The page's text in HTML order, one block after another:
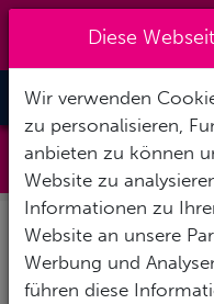
Skiservice
Kategorien
Begleitete Tauch-
Fotos
Diese
Wir verwenden
zu personalisieren,
anbieten zu können
Website zu
Informationen zu
Website an unsere
Werbung und
führen diese